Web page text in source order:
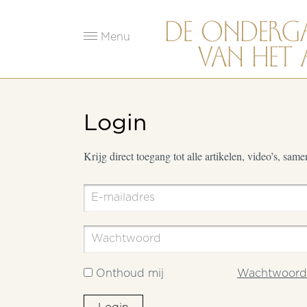
Menu
Login
Krijg direct toegang tot alle artikelen, video’s,
Onthoud mij